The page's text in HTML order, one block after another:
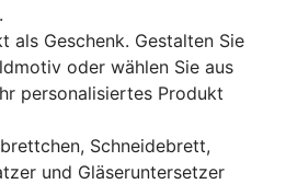
als Geschenk. Gestalten Sie
oder wählen Sie aus
personalisiertes Produkt
Schneidebrett,
und Gläseruntersetzer